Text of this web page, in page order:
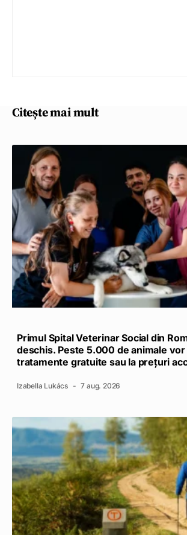
Citește mai mult
Primul Spital Veterinar Social din
deschis. Peste 5.000 de animale
tratamente gratuite sau la prețuri
Izabella Lukács 7 aug. 2026